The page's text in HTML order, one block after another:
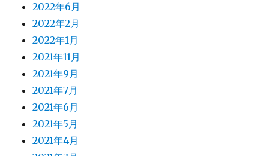
2022年6月
2022年2月
2022年1月
2021年11月
2021年9月
2021年7月
2021年6月
2021年5月
2021年4月